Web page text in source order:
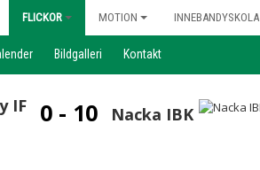
FLICKOR MOTION INNEBANDYSKOLA
Bildgalleri Kontakt
IF
0 - 10 Nacka IBK